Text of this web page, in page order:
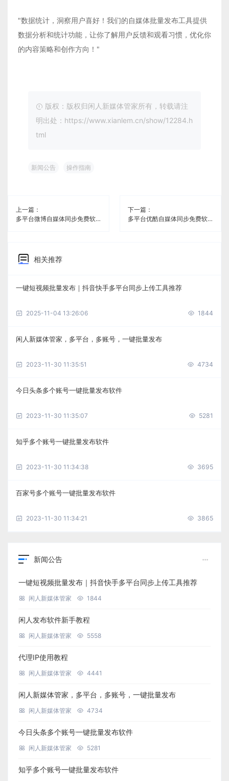
"数据统计，洞察用户喜好！我们的自媒体批量发布工具提供
数据分析和统计功能，让你了解用户反馈和观看习惯，优化你
的内容策略和创作方向！"
版权：版权归闲人新媒体管家所有，转载请注
明出处：https://www.xianlem.cn/show/12284.h
tml
新闻公告 操作指南
上一篇：
多平台微博自媒体同步免费软件《闲人新媒体管家》
下一篇：
多平台优酷自媒体同步免费软件《闲人新媒体管家》
相关推荐
一键短视频批量发布｜抖音快手多平台同步上传工具推荐
2025-11-04 13:26:06 1844
闲人新媒体管家，多平台，多账号，一键批量发布
2023-11-30 11:35:51 4734
今日头条多个账号一键批量发布软件
2023-11-30 11:35:07 5281
知乎多个账号一键批量发布软件
2023-11-30 11:34:38 3695
百家号多个账号一键批量发布软件
2023-11-30 11:34:21 3865
新闻公告
一键短视频批量发布｜抖音快手多平台同步上传工具推荐
闲人新媒体管家 1844
闲人发布软件新手教程
闲人新媒体管家 5558
代理IP使用教程
闲人新媒体管家 4441
闲人新媒体管家，多平台，多账号，一键批量发布
闲人新媒体管家 4734
今日头条多个账号一键批量发布软件
闲人新媒体管家 5281
知乎多个账号一键批量发布软件